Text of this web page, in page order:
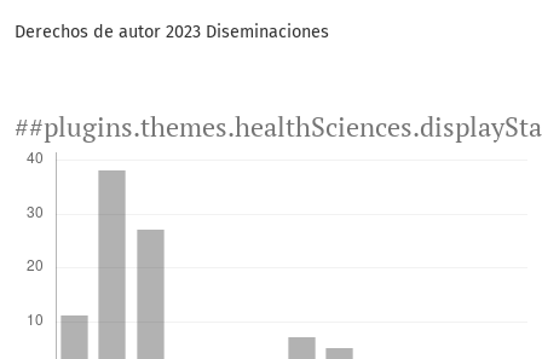
Derechos de autor 2023 Diseminaciones